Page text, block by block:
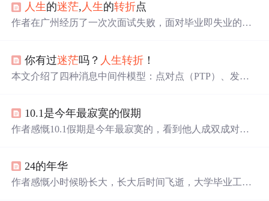
人生的迷茫, 人生的转折点
作者在广州经历了一次次面试失败，面对毕业即失业的压
你有过迷茫吗？ 人生转折 ！
本文介绍了四种消息中间件模型：点对点（PTP）、发布
模型允许多个消费者同时接收消息；Partition模型结合了PT
P和Pub/Sub，通过分区实现并行消费；Transfer模型则通过
10.1是今年最寂寞的假期
作者感慨10.1假期是今年最寂寞的，看到他人成双成对，
折 点，自己正孤单痛苦着。
24的年华
作者感慨小时候盼长大，长大后时间飞逝，大学毕业工作